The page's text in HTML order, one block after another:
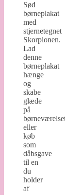
Sød
børneplakat
med
stjernetegnet
Skorpionen.
Lad
denne
børneplakat
hænge
og
skabe
glæde
på
eller
køb
som
dåbsgave
til en
du
holder
af